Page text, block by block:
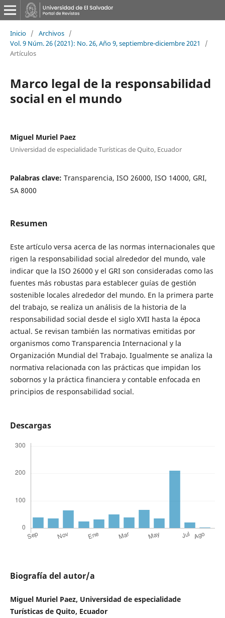
Inicio / Archivos /
Vol. 9 Núm. 26 (2021): No. 26, Año 9, septiembre-diciembre 2021
/
Artículos
Marco legal de la responsabilidad
social en el mundo
Miguel Muriel Paez
Universidad de especialidade Turísticas de Quito, Ecuador
Palabras clave: Transparencia, ISO 26000, ISO 14000, GRI,
SA 8000
Resumen
Este artículo versa acerca de las normas internacionales que
rigen la responsabilidad social alrededor del mundo, vale
indicar que la ISO 26000 y el GRI son consideradas como las
fuentes más robustas para establecer guías de gestión
sostenible locales alrededor del mundo. En la primera parte
del trabajo, se realiza un análisis de la historia de la
responsabilidad social desde el siglo XVII hasta la época
actual. Se revisan también las normativas emitidas por
organismos como Transparencia Internacional y la
Organización Mundial del Trabajo. Igualmente se analiza la
normativa relacionada con las prácticas que impidan los
sobornos y la práctica financiera y contable enfocada en
principios de responsabilidad social.
Descargas
Biografía del autor/a
Miguel Muriel Paez, Universidad de especialidade
Turísticas de Quito, Ecuador